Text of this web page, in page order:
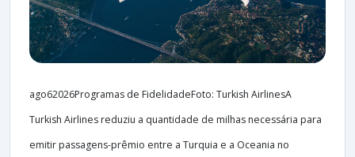
ago62026Programas de FidelidadeFoto: Turkish AirlinesA
Turkish Airlines reduziu a quantidade de milhas necessária para
emitir passagens-prêmio entre a Turquia e a Oceania no